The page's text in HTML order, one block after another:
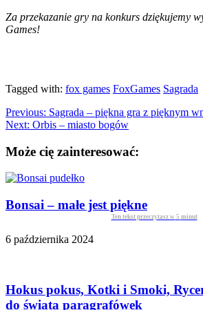
Za przekazanie gry na konkurs dziękujemy
Games!
Tagged with: fox games FoxGames Sagrada
Previous: Sagrada – piękna gra z pięknym
Next: Orbis – miasto bogów
Może cię zainteresować:
Bonsai – małe jest piękne
Ten tekst przeczytasz w 5 minut
6 października 2024
Hokus pokus, Kotki i Smoki,
do świata paragrafówek